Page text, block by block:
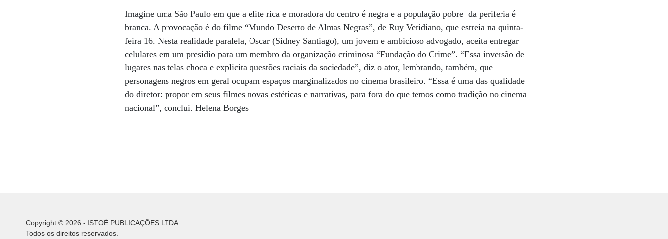
Imagine uma São Paulo em que a elite rica e moradora do centro é negra e a população pobre da periferia é
branca. A provocação é do filme “Mundo Deserto de Almas Negras”, de Ruy Veridiano, que estreia na quinta-
feira 16. Nesta realidade paralela, Oscar (Sidney Santiago), um jovem e ambicioso advogado, aceita entregar
celulares em um presídio para um membro da organização criminosa “Fundação do Crime”. “Essa inversão de
lugares nas telas choca e explicita questões raciais da sociedade”, diz o ator, lembrando, também, que
personagens negros em geral ocupam espaços marginalizados no cinema brasileiro. “Essa é uma das qualidade
do diretor: propor em seus filmes novas estéticas e narrativas, para fora do que temos como tradição no cinema
nacional”, conclui. Helena Borges
Copyright © 2026 - ISTOÉ PUBLICAÇÕES LTDA
Todos os direitos reservados.